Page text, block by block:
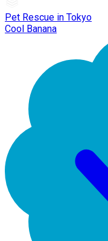
Pet Rescue in Tokyo
Cool Banana